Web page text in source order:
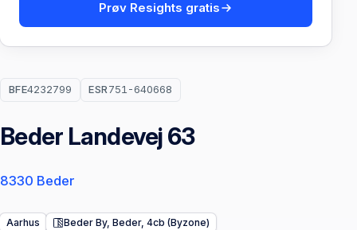
BFE4232799 ESR751-640668
Beder Landevej 63
8330 Beder
Aarhus
Beder By, Beder, 4cb (Byzone)
Prøv Resights gratis